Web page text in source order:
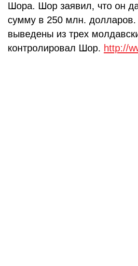
Шора. Шор заявил, что он
сумму в 250 млн. долларов.
выведены из трех
контролировал Шор. http://